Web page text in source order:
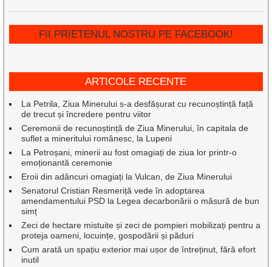
FII PRIETENUL NOSTRU PE FACEBOOK!
ARTICOLE RECENTE
La Petrila, Ziua Minerului s-a desfășurat cu recunoștință față
de trecut și încredere pentru viitor
Ceremonii de recunoștință de Ziua Minerului, în capitala de
suflet a mineritului românesc, la Lupeni
La Petroșani, minerii au fost omagiați de ziua lor printr-o
emoționantă ceremonie
Eroii din adâncuri omagiați la Vulcan, de Ziua Minerului
Senatorul Cristian Resmeriță vede în adoptarea
amendamentului PSD la Legea decarbonării o măsură de bun
simț
Zeci de hectare mistuite și zeci de pompieri mobilizați pentru a
proteja oameni, locuințe, gospodării și păduri
Cum arată un spațiu exterior mai ușor de întreținut, fără efort
inutil